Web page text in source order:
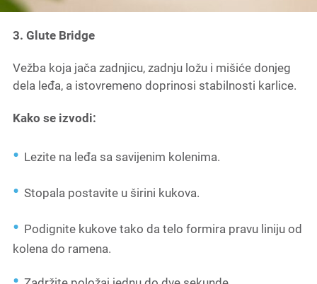
3. Glute Bridge
Vežba koja jača zadnjicu, zadnju ložu i mišiće donjeg
dela leđa, a istovremeno doprinosi stabilnosti karlice.
Kako se izvodi:
Lezite na leđa sa savijenim kolenima.
Stopala postavite u širini kukova.
Podignite kukove tako da telo formira pravu liniju od
kolena do ramena.